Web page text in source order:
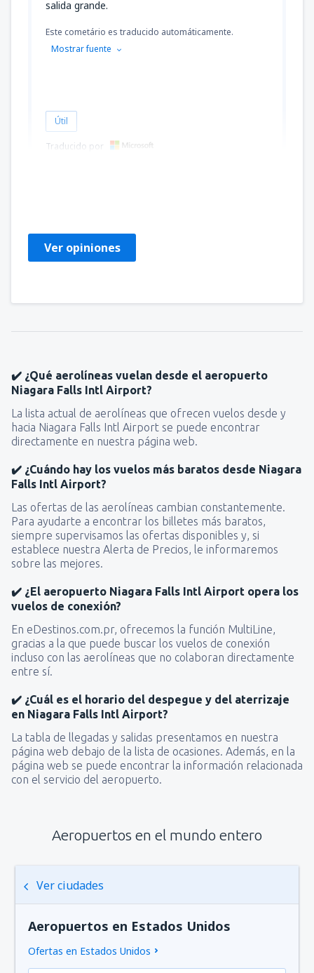
salida grande.
Este cometário es traducido automáticamente.
Mostrar fuente
Útil
Traducido por
Ver opiniones
✔️ ¿Qué aerolíneas vuelan desde el aeropuerto
Niagara Falls Intl Airport?
La lista actual de aerolíneas que ofrecen vuelos desde y
hacia Niagara Falls Intl Airport se puede encontrar
directamente en nuestra página web.
✔️ ¿Cuándo hay los vuelos más baratos desde Niagara
Falls Intl Airport?
Las ofertas de las aerolíneas cambian constantemente.
Para ayudarte a encontrar los billetes más baratos,
siempre supervisamos las ofertas disponibles y, si
establece nuestra Alerta de Precios, le informaremos
sobre las mejores.
✔️ ¿El aeropuerto Niagara Falls Intl Airport opera los
vuelos de conexión?
En eDestinos.com.pr, ofrecemos la función MultiLine,
gracias a la que puede buscar los vuelos de conexión
incluso con las aerolíneas que no colaboran directamente
entre sí.
✔️ ¿Cuál es el horario del despegue y del aterrizaje
en Niagara Falls Intl Airport?
La tabla de llegadas y salidas presentamos en nuestra
página web debajo de la lista de ocasiones. Además, en la
página web se puede encontrar la información relacionada
con el servicio del aeropuerto.
Aeropuertos en el mundo entero
Ver ciudades
Aeropuertos en Estados Unidos
Ofertas en Estados Unidos